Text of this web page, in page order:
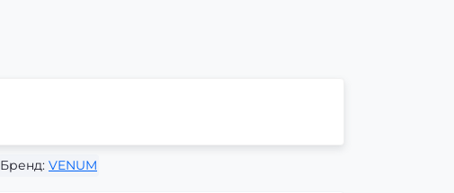
Бренд: VENUM